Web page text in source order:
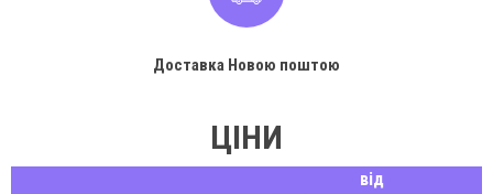
Доставка Новою поштою
ЦІНИ
від